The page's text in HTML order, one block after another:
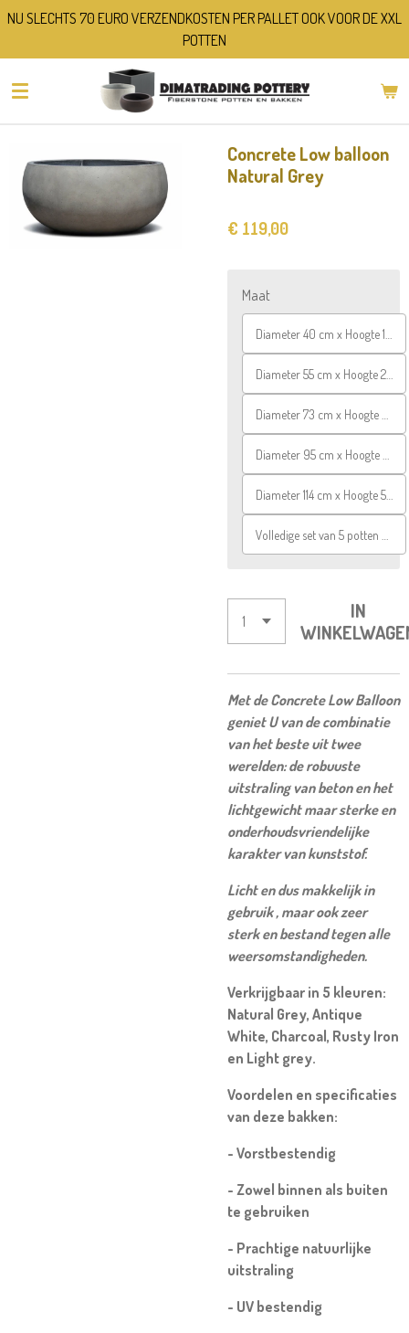
Ga
naar
de
NU SLECHTS 70 EURO VERZENDKOSTEN PER PALLET OOK VOOR DE XXL
POTTEN
Concrete Low balloon
Natural Grey
€ 119,00
Maat
Diameter 40 cm x Hoogte 18 cm
Diameter 55 cm x Hoogte 25 cm
Diameter 73 cm x Hoogte 33 cm
Diameter 95 cm x Hoogte 44 cm
Diameter 114 cm x Hoogte 54 cm
Volledige set van 5 potten diameter 40 tem 114 cm
IN
Met de Concrete Low Balloon
geniet U van de combinatie
van het beste uit twee
werelden: de robuuste
uitstraling van beton en het
lichtgewicht maar sterke en
onderhoudsvriendelijke
karakter van kunststof.
Licht en dus makkelijk in
gebruik , maar ook zeer
sterk en bestand tegen alle
weersomstandigheden.
Verkrijgbaar in 5 kleuren:
Natural Grey, Antique
White, Charcoal, Rusty Iron
en Light grey.
Voordelen en specificaties
van deze bakken:
- Vorstbestendig
- Zowel binnen als buiten
te gebruiken
- Prachtige natuurlijke
uitstraling
- UV bestendig